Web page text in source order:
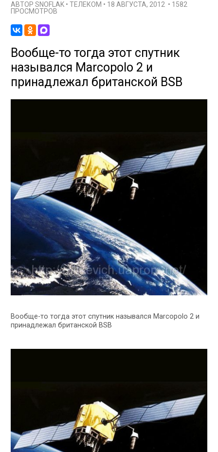
АВТОРSNOFLAK •ТЕЛЕКОМ • 18 АВГУСТА, 2012 • 1582
ПРОСМОТРОВ
Вообще-то тогда этот спутник
назывался Marcopolo 2 и
принадлежал британской BSB
Вообще-то тогда этот спутник назывался Marcopolo 2 и
принадлежал британской BSB